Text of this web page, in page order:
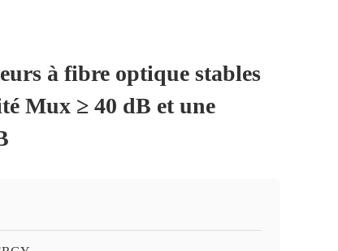
à fibre optique stables
Mux ≥ 40 dB et une